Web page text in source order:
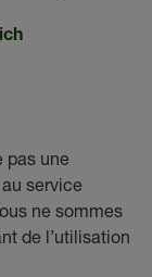
pas une
service
ne sommes
de l’utilisation